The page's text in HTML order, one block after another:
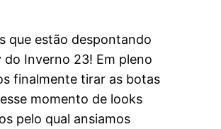
que estão despontando
Inverno 23! Em pleno
finalmente tirar as botas
momento de looks
pelo qual ansiamos